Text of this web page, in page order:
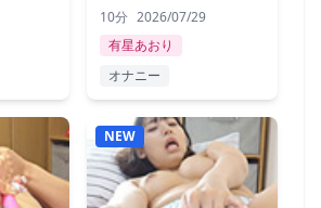
10分 2026/07/29
有星あおり
オナニー
NEW